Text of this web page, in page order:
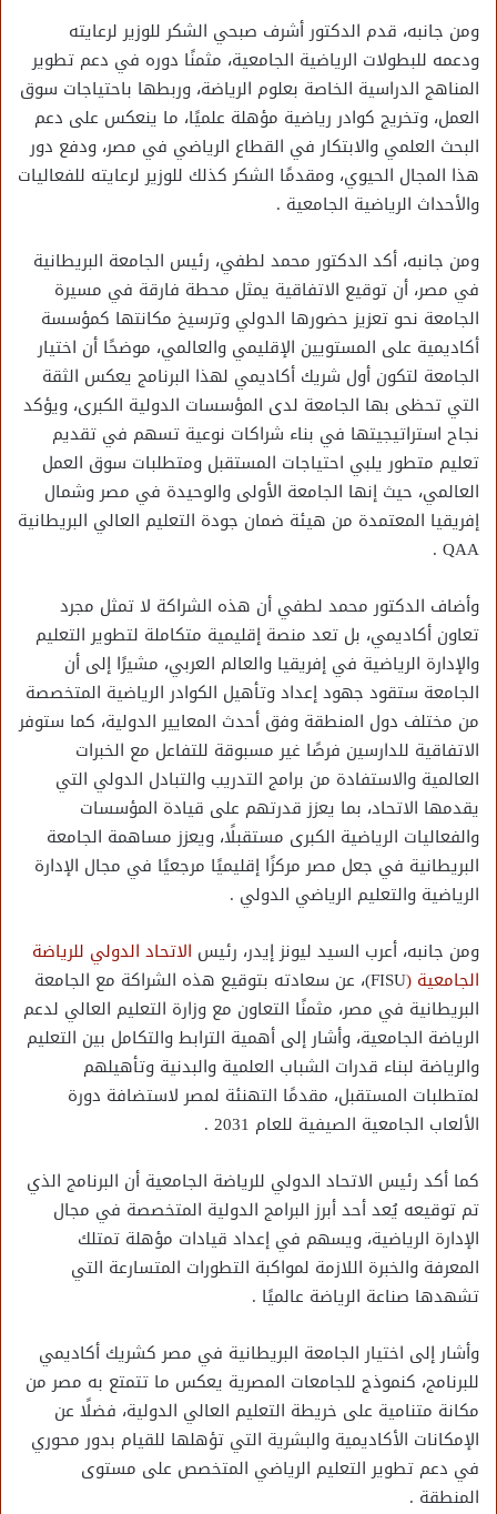
ومن جانبه، قدم الدكتور أشرف صبحي الشكر للوزير لرعايته
ودعمه للبطولات الرياضية الجامعية، مثمنًا دوره في دعم تطوير
المناهج الدراسية الخاصة بعلوم الرياضة، وربطها باحتياجات سوق
العمل، وتخريج كوادر رياضية مؤهلة علميًا، ما ينعكس على دعم
البحث العلمي والابتكار في القطاع الرياضي في مصر، ودفع دور
هذا المجال الحيوي، ومقدمًا الشكر كذلك للوزير لرعايته للفعاليات
والأحداث الرياضية الجامعية .
ومن جانبه، أكد الدكتور محمد لطفي، رئيس الجامعة البريطانية
في مصر، أن توقيع الاتفاقية يمثل محطة فارقة في مسيرة
الجامعة نحو تعزيز حضورها الدولي وترسيخ مكانتها كمؤسسة
أكاديمية على المستويين الإقليمي والعالمي، موضحًا أن اختيار
الجامعة لتكون أول شريك أكاديمي لهذا البرنامج يعكس الثقة
التي تحظى بها الجامعة لدى المؤسسات الدولية الكبرى، ويؤكد
نجاح استراتيجيتها في بناء شراكات نوعية تسهم في تقديم
تعليم متطور يلبي احتياجات المستقبل ومتطلبات سوق العمل
العالمي، حيث إنها الجامعة الأولى والوحيدة في مصر وشمال
إفريقيا المعتمدة من هيئة ضمان جودة التعليم العالي البريطانية
QAA .
وأضاف الدكتور محمد لطفي أن هذه الشراكة لا تمثل مجرد
تعاون أكاديمي، بل تعد منصة إقليمية متكاملة لتطوير التعليم
والإدارة الرياضية في إفريقيا والعالم العربي، مشيرًا إلى أن
الجامعة ستقود جهود إعداد وتأهيل الكوادر الرياضية المتخصصة
من مختلف دول المنطقة وفق أحدث المعايير الدولية، كما ستوفر
الاتفاقية للدارسين فرصًا غير مسبوقة للتفاعل مع الخبرات
العالمية والاستفادة من برامج التدريب والتبادل الدولي التي
يقدمها الاتحاد، بما يعزز قدرتهم على قيادة المؤسسات
والفعاليات الرياضية الكبرى مستقبلًا، ويعزز مساهمة الجامعة
البريطانية في جعل مصر مركزًا إقليميًا مرجعيًا في مجال الإدارة
الرياضية والتعليم الرياضي الدولي .
ومن جانبه، أعرب السيد ليونز إيدر، رئيس الاتحاد الدولي للرياضة
الجامعية (
FISU)، عن سعادته بتوقيع هذه الشراكة مع الجامعة
البريطانية في مصر، مثمنًا التعاون مع وزارة التعليم العالي لدعم
الرياضة الجامعية، وأشار إلى أهمية الترابط والتكامل بين التعليم
والرياضة لبناء قدرات الشباب العلمية والبدنية وتأهيلهم
لمتطلبات المستقبل، مقدمًا التهنئة لمصر لاستضافة دورة
الألعاب الجامعية الصيفية للعام 2031 .
كما أكد رئيس الاتحاد الدولي للرياضة الجامعية أن البرنامج الذي
تم توقيعه يُعد أحد أبرز البرامج الدولية المتخصصة في مجال
الإدارة الرياضية، ويسهم في إعداد قيادات مؤهلة تمتلك
المعرفة والخبرة اللازمة لمواكبة التطورات المتسارعة التي
تشهدها صناعة الرياضة عالميًا .
وأشار إلى اختيار الجامعة البريطانية في مصر كشريك أكاديمي
للبرنامج، كنموذج للجامعات المصرية يعكس ما تتمتع به مصر من
مكانة متنامية على خريطة التعليم العالي الدولية، فضلًا عن
الإمكانات الأكاديمية والبشرية التي تؤهلها للقيام بدور محوري
في دعم تطوير التعليم الرياضي المتخصص على مستوى
المنطقة .